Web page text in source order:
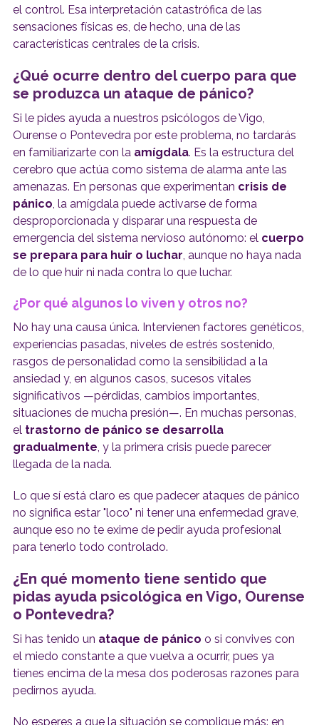
el control. Esa interpretación catastrófica de las
sensaciones físicas es, de hecho, una de las
características centrales de la crisis.
¿Qué ocurre dentro del cuerpo para que
se produzca un ataque de pánico?
Si le pides ayuda a nuestros psicólogos de Vigo,
Ourense o Pontevedra por este problema, no tardarás
en familiarizarte con la amígdala. Es la estructura del
cerebro que actúa como sistema de alarma ante las
amenazas. En personas que experimentan crisis de
pánico, la amígdala puede activarse de forma
desproporcionada y disparar una respuesta de
emergencia del sistema nervioso autónomo: el cuerpo
se prepara para huir o luchar, aunque no haya nada
de lo que huir ni nada contra lo que luchar.
¿Por qué algunos lo viven y otros no?
No hay una causa única. Intervienen factores genéticos,
experiencias pasadas, niveles de estrés sostenido,
rasgos de personalidad como la sensibilidad a la
ansiedad y, en algunos casos, sucesos vitales
significativos —pérdidas, cambios importantes,
situaciones de mucha presión—. En muchas personas,
el trastorno de pánico se desarrolla
gradualmente , y la primera crisis puede parecer
llegada de la nada.
Lo que sí está claro es que padecer ataques de pánico
no significa estar "loco" ni tener una enfermedad grave,
aunque eso no te exime de pedir ayuda profesional
para tenerlo todo controlado.
¿En qué momento tiene sentido que
pidas ayuda psicológica en Vigo, Ourense
o Pontevedra?
Si has tenido un ataque de pánico o si convives con
el miedo constante a que vuelva a ocurrir, pues ya
tienes encima de la mesa dos poderosas razones para
pedirnos ayuda.
No esperes a que la situación se complique más: en